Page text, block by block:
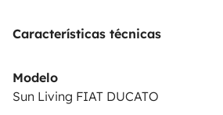
Características técnicas
Modelo
Sun Living FIAT DUCATO